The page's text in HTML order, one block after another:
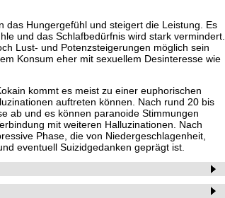
das Hungergefühl und steigert die Leistung. Es
und das Schlafbedürfnis wird stark vermindert.
Lust- und Potenzsteigerungen möglich sein
Konsum eher mit sexuellem Desinteresse wie
kommt es meist zu einer euphorischen
auftreten können. Nach rund 20 bis
ab und es können paranoide Stimmungen
mit weiteren Halluzinationen. Nach
Phase, die von Niedergeschlagenheit,
eventuell Suizidgedanken geprägt ist.